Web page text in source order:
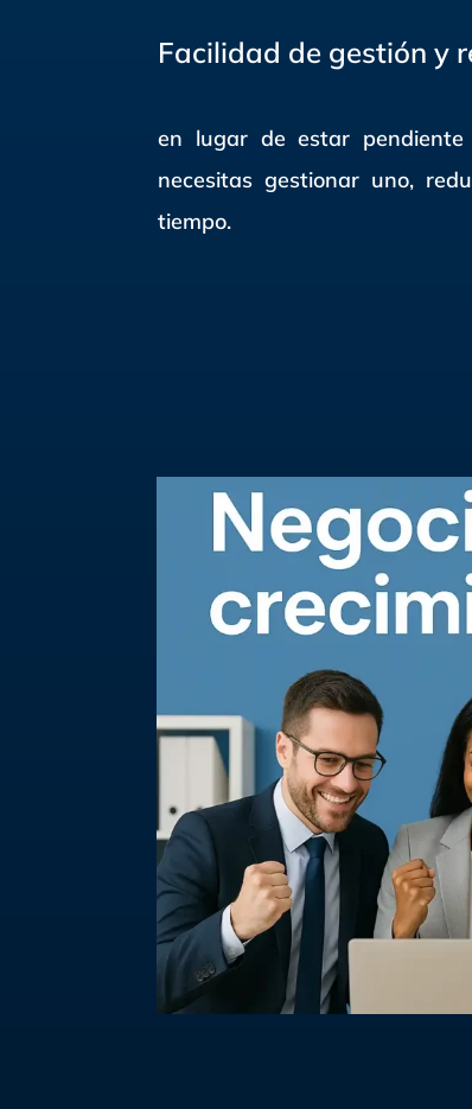
Facilidad de gestión y
en lugar de estar
necesitas gestionar uno,
tiempo.